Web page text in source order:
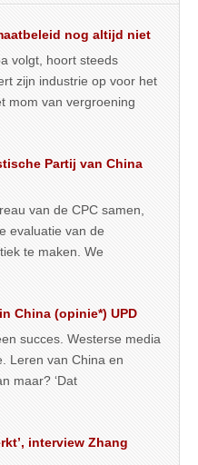
nog altijd niet
volgt, hoort steeds
zijn industrie op voor het
mom van vergroening
Partij van China
van de CPC samen,
evaluatie van de
te maken. We
China (opinie*) UPD
succes. Westerse media
Leren van China en
maar? ‘Dat
interview Zhang